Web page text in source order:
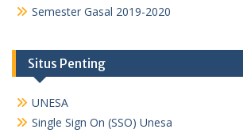
Semester Gasal 2019-2020
Situs Penting
UNESA
Single Sign On (SSO) Unesa